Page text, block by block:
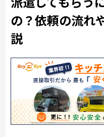
の？依頼の流れ
説